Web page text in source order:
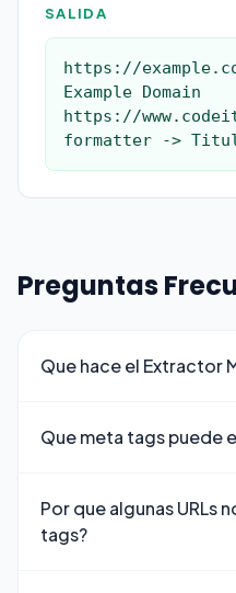
SALIDA
https://
Example Domain
https://
formatter ->
Preguntas
Que hace el Extractor
Que meta tags puede
Por que algunas URLs
tags?